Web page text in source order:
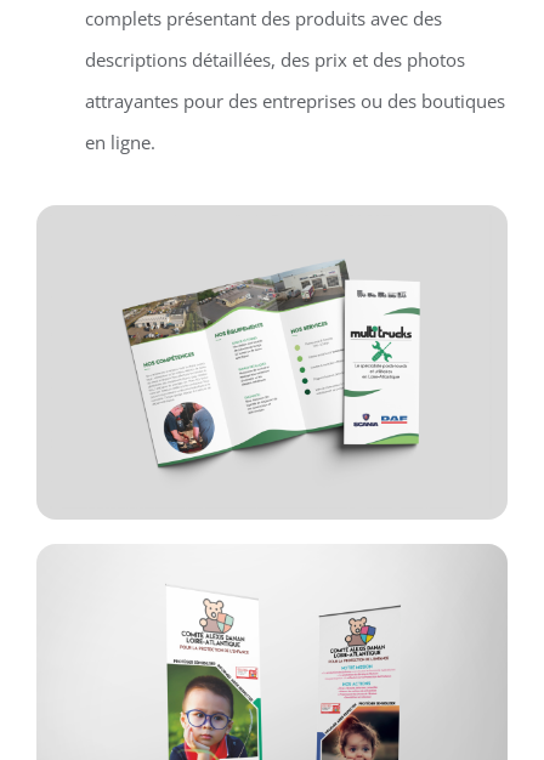
complets présentant des produits avec des
descriptions détaillées, des prix et des photos
attrayantes pour des entreprises ou des boutiques
en ligne.